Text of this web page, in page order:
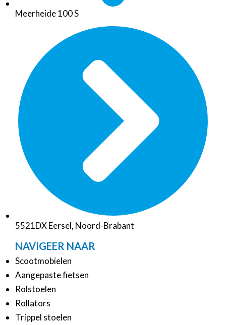
Meerheide 100 S
5521DX Eersel, Noord-Brabant
NAVIGEER NAAR
Scootmobielen
Aangepaste fietsen
Rolstoelen
Rollators
Trippel stoelen